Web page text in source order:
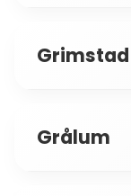
Grimstad
Grålum